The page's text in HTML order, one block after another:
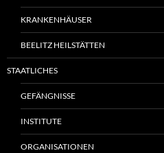
KRANKENHÄUSER
BEELITZ HEILSTÄTTEN
STAATLICHES
GEFÄNGNISSE
INSTITUTE
ORGANISATIONEN